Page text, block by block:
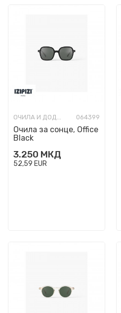
ОЧИЛА И ДОДАТОЦИ 064399
Очила за сонце, Office
Black
3.250 МКД
52,59 EUR